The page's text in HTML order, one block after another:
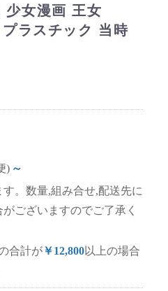
少女漫画 王女
ラスチック 当時
) ～
。数量,組み合せ,配送先に
ございますのでご了承く
合計が￥12,800以上の場合